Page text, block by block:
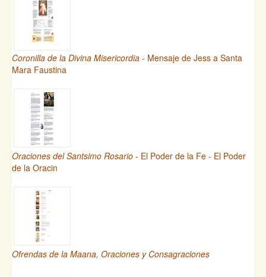
Coronilla de la Divina Misericordia - Mensaje de Jess a Santa
Mara Faustina
Oraciones del Santsimo Rosario - El Poder de la Fe - El Poder
de la Oracin
Ofrendas de la Maana, Oraciones y Consagraciones